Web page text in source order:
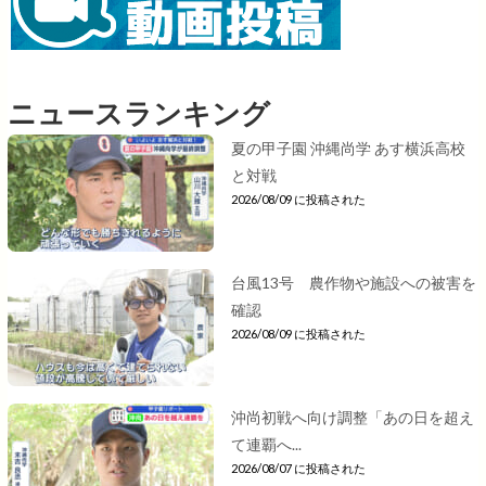
ニュースランキング
夏の甲子園 沖縄尚学 あす横浜高校
と対戦
2026/08/09 に投稿された
台風13号 農作物や施設への被害を
確認
2026/08/09 に投稿された
沖尚初戦へ向け調整「あの日を超え
て連覇へ...
2026/08/07 に投稿された